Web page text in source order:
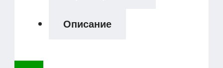
Описание